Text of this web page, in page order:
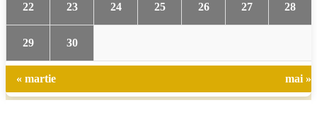
22 23 24 25 26 27 28
29 30
« martie mai »